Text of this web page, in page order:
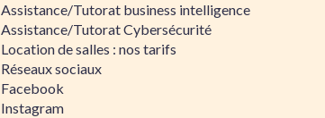
Assistance/Tutorat business intelligence
Assistance/Tutorat Cybersécurité
Location de salles : nos tarifs
Réseaux sociaux
Facebook
Instagram